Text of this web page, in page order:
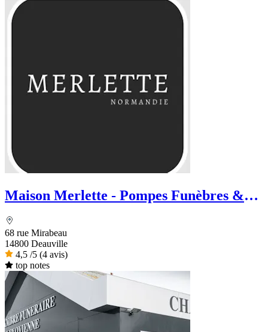
Maison Merlette - Pompes Funèbres &
68 rue Mirabeau
14800 Deauville
4,5 /5 (4 avis)
top notes